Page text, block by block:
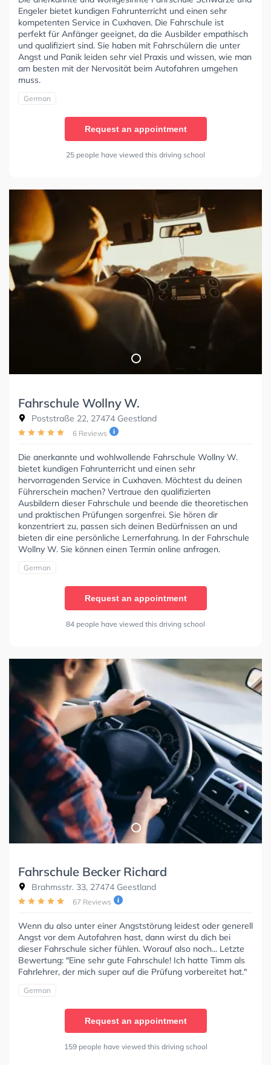
Engeler bietet kundigen Fahrunterricht und einen sehr
kompetenten Service in Cuxhaven. Die Fahrschule ist
perfekt für Anfänger geeignet, da die Ausbilder empathisch
und qualifiziert sind. Sie haben mit Fahrschülern die unter
Angst und Panik leiden sehr viel Praxis und wissen, wie man
am besten mit der Nervosität beim Autofahren umgehen
muss.
German
Request an appointment
25 people have viewed this driving school
Fahrschule Wollny W.
Poststraße 22, 27474 Geestland
6 Reviews
Die anerkannte und wohlwollende Fahrschule Wollny W.
bietet kundigen Fahrunterricht und einen sehr
hervorragenden Service in Cuxhaven. Möchtest du deinen
Führerschein machen? Vertraue den qualifizierten
Ausbildern dieser Fahrschule und beende die theoretischen
und praktischen Prüfungen sorgenfrei. Sie hören dir
konzentriert zu, passen sich deinen Bedürfnissen an und
bieten dir eine persönliche Lernerfahrung. In der Fahrschule
Wollny W. Sie können einen Termin online anfragen.
German
Request an appointment
84 people have viewed this driving school
Fahrschule Becker Richard
Brahmsstr. 33, 27474 Geestland
67 Reviews
Wenn du also unter einer Angststörung leidest oder generell
Angst vor dem Autofahren hast, dann wirst du dich bei
dieser Fahrschule sicher fühlen. Worauf also noch... Letzte
Bewertung: "Eine sehr gute Fahrschule! Ich hatte Timm als
Fahrlehrer, der mich super auf die Prüfung vorbereitet hat."
German
Request an appointment
159 people have viewed this driving school